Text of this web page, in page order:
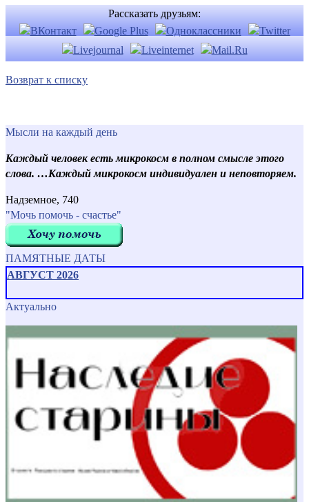
Рассказать друзьям:
Возврат к списку
Мысли на каждый день
Каждый человек есть микрокосм в полном смысле этого
слова. …Каждый микрокосм индивидуален и неповторяем.
Надземное, 740
"Мочь помочь - счастье"
ПАМЯТНЫЕ ДАТЫ
АВГУСТ 2026
Актуально